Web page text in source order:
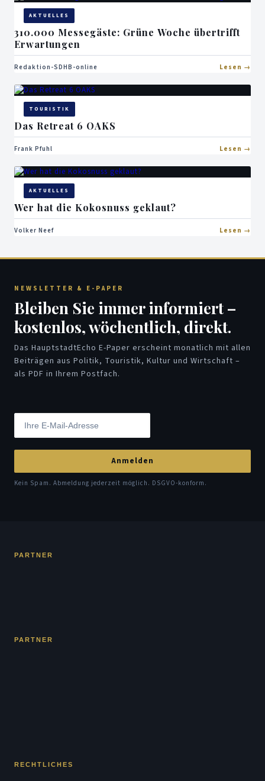
AKTUELLES
310.000 Messegäste: Grüne Woche übertrifft
Erwartungen
Redaktion-SDHB-online Lesen
TOURISTIK
Das Retreat 6 OAKS
Frank Pfuhl Lesen
AKTUELLES
Wer hat die Kokosnuss geklaut?
Volker Neef Lesen
NEWSLETTER & E-PAPER
Bleiben Sie immer informiert –
kostenlos, wöchentlich, direkt.
Das HauptstadtEcho E-Paper erscheint monatlich mit allen
Beiträgen aus Politik, Touristik, Kultur und Wirtschaft –
als PDF in Ihrem Postfach.
Anmelden
Kein Spam. Abmeldung jederzeit möglich. DSGVO-konform.
PARTNER
PARTNER
RECHTLICHES